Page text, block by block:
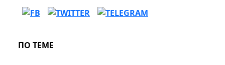
ПО ТЕМЕ